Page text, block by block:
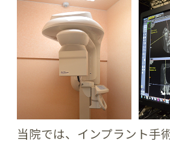
当院では、インプラント手